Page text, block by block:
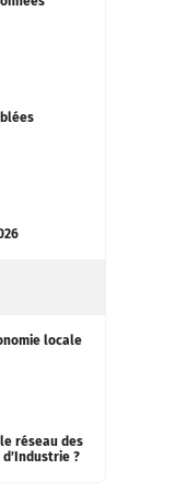
locale
réseau des
?